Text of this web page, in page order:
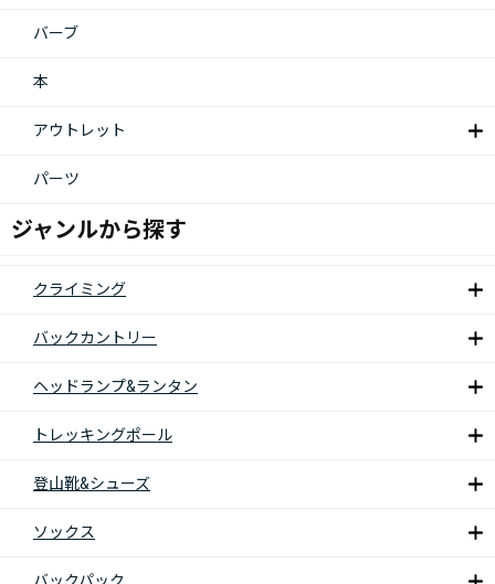
バーブ
本
アウトレット
パーツ
ジャンルから探す
クライミング
バックカントリー
ヘッドランプ&ランタン
トレッキングポール
登山靴&シューズ
ソックス